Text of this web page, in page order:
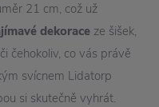
21 cm, což už
dekorace ze šišek,
čehokoliv, co vás právě
svícnem Lidatorp
si skutečně vyhrát.